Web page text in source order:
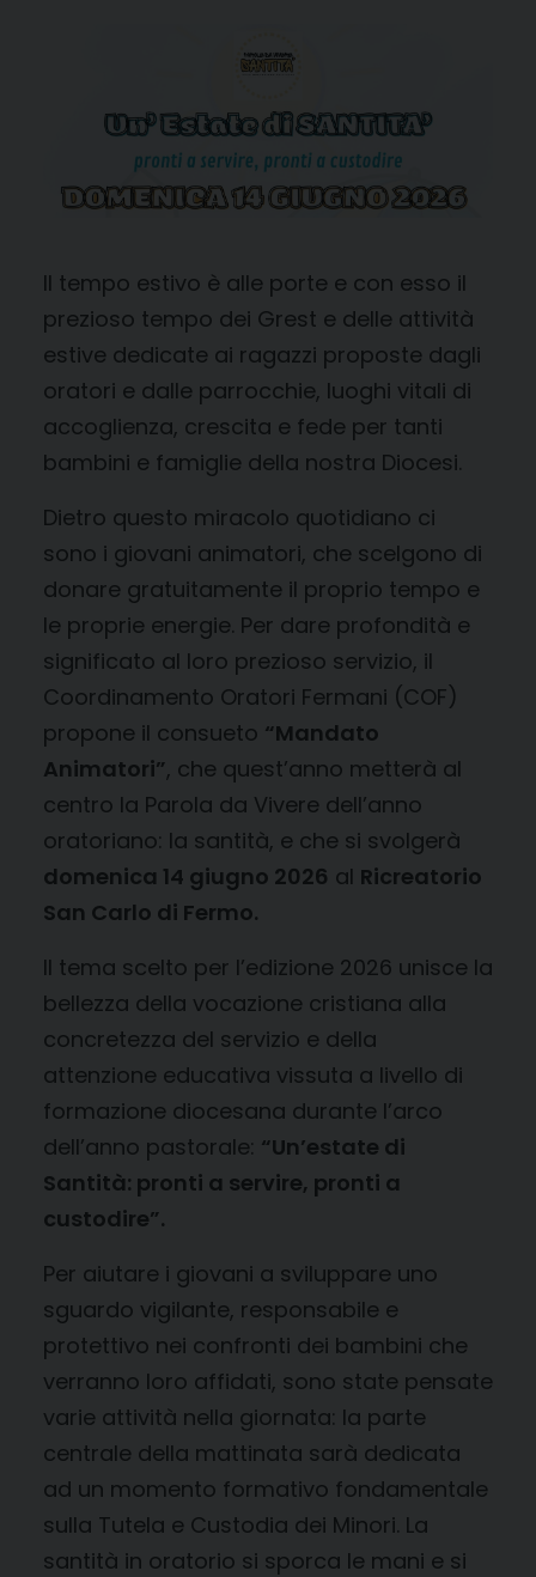
Il tempo estivo è alle porte e con esso il
prezioso tempo dei Grest e delle attività
estive dedicate ai ragazzi proposte dagli
oratori e dalle parrocchie, luoghi vitali di
accoglienza, crescita e fede per tanti
bambini e famiglie della nostra Diocesi.
Dietro questo miracolo quotidiano ci
sono i giovani animatori, che scelgono di
donare gratuitamente il proprio tempo e
le proprie energie. Per dare profondità e
significato al loro prezioso servizio, il
Coordinamento Oratori Fermani (COF)
propone il consueto “Mandato
Animatori”, che quest’anno metterà al
centro la Parola da Vivere dell’anno
oratoriano: la santità, e che si svolgerà
domenica 14 giugno 2026 al Ricreatorio
San Carlo di Fermo.
Il tema scelto per l’edizione 2026 unisce la
bellezza della vocazione cristiana alla
concretezza del servizio e della
attenzione educativa vissuta a livello di
formazione diocesana durante l’arco
dell’anno pastorale: “Un’estate di
Santità: pronti a servire, pronti a
custodire”.
Per aiutare i giovani a sviluppare uno
sguardo vigilante, responsabile e
protettivo nei confronti dei bambini che
verranno loro affidati, sono state pensate
varie attività nella giornata: la parte
centrale della mattinata sarà dedicata
ad un momento formativo fondamentale
sulla Tutela e Custodia dei Minori. La
santità in oratorio si sporca le mani e si